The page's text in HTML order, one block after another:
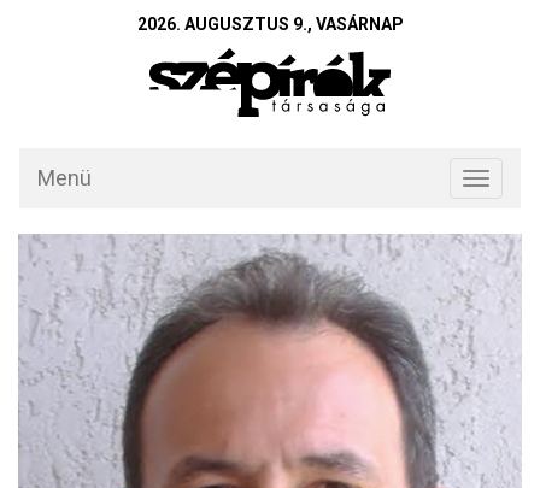
2026. AUGUSZTUS 9., VASÁRNAP
Toggle
Menü